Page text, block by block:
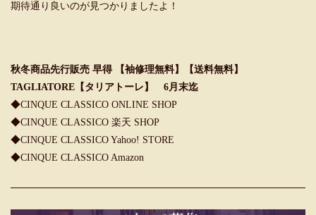
期待通り良いのが見つかりましたよ！
秋冬商品先行販売 早得 【袖修理無料】【送料無料】
TAGLIATORE【タリアトーレ】 6月末迄
◆CINQUE CLASSICO ONLINE SHOP
◆CINQUE CLASSICO 楽天 SHOP
◆CINQUE CLASSICO Yahoo! STORE
◆CINQUE CLASSICO Amazon